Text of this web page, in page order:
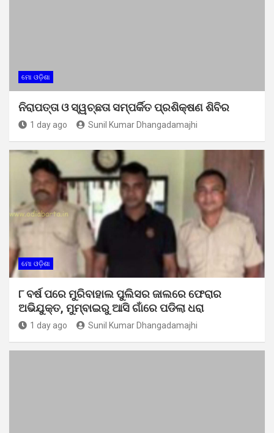
ମୋ ଓଡ଼ିଶା
ନିରାପତ୍ତା ଓ ସ୍ୱଚ୍ଛତା ସମ୍ପର୍କିତ ପ୍ରଶିକ୍ଷଣ ଶିବିର
1 day ago Sunil Kumar Dhangadamajhi
ମୋ ଓଡ଼ିଶା
୮ ବର୍ଷ ପରେ ମୁରିବାହାଲ ପୁଲିସର ଜାଲରେ ଫେରାର
ଅଭିଯୁକ୍ତ, ମୁମ୍ବାଇରୁ ଆସି ଗାଁରେ ପଡିଲା ଧରା
1 day ago Sunil Kumar Dhangadamajhi